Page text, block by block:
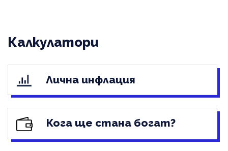
Калкулатори
Лична инфлация
Кога ще стана богат?